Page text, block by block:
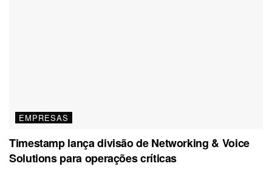
EMPRESAS
Timestamp lança divisão de Networking & Voice
Solutions para operações críticas